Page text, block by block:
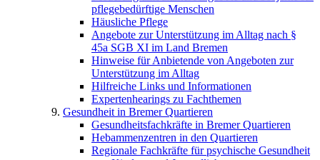
pflegebedürftige Menschen
Häusliche Pflege
Angebote zur Unterstützung im Alltag nach §
45a SGB XI im Land Bremen
Hinweise für Anbietende von Angeboten zur
Unterstützung im Alltag
Hilfreiche Links und Informationen
Expertenhearings zu Fachthemen
Gesundheit in Bremer Quartieren
Gesundheitsfachkräfte in Bremer Quartieren
Hebammenzentren in den Quartieren
Regionale Fachkräfte für psychische Gesundheit